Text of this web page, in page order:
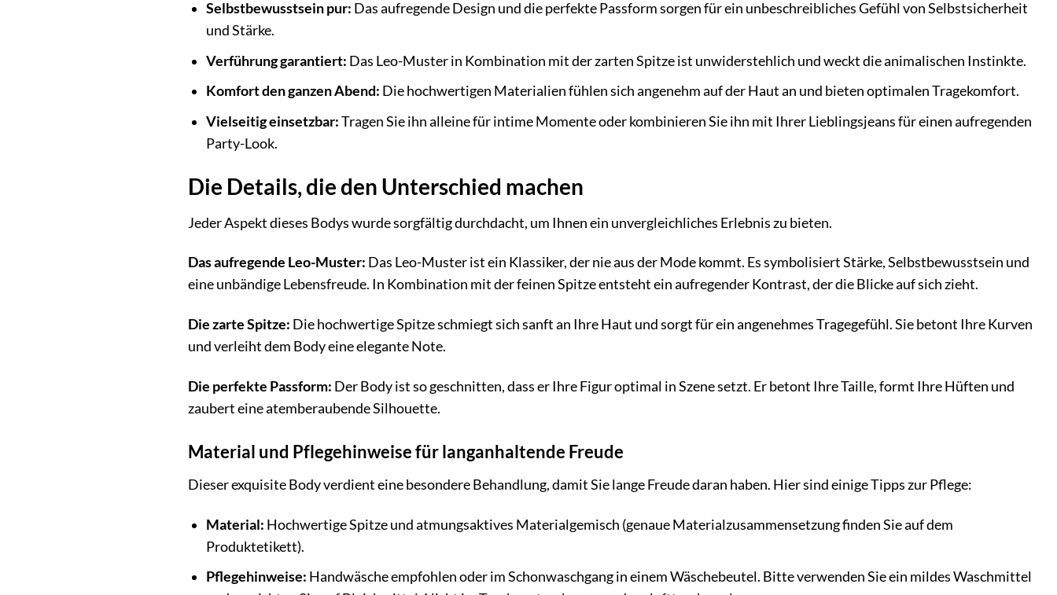
Selbstbewusstsein pur: Das aufregende Design und die perfekte Passform sorgen für ein unbeschreibliches Gefühl von Selbstsicherheit
und Stärke.
Verführung garantiert: Das Leo-Muster in Kombination mit der zarten Spitze ist unwiderstehlich und weckt die animalischen Instinkte.
Komfort den ganzen Abend: Die hochwertigen Materialien fühlen sich angenehm auf der Haut an und bieten optimalen Tragekomfort.
Vielseitig einsetzbar:Tragen Sie ihn alleine für intime Momente oder kombinieren Sie ihn mit Ihrer Lieblingsjeans für einen aufregenden
Party-Look.
Die Details, die den Unterschied machen
Jeder Aspekt dieses Bodys wurde sorgfältig durchdacht, um Ihnen ein unvergleichliches Erlebnis zu bieten.
Das aufregende Leo-Muster: Das Leo-Muster ist ein Klassiker, der nie aus der Mode kommt. Es symbolisiert Stärke, Selbstbewusstsein und
eine unbändige Lebensfreude. In Kombination mit der feinen Spitze entsteht ein aufregender Kontrast, der die Blicke auf sich zieht.
Die zarte Spitze: Die hochwertige Spitze schmiegt sich sanft an Ihre Haut und sorgt für ein angenehmes Tragegefühl. Sie betont Ihre Kurven
und verleiht dem Body eine elegante Note.
Die perfekte Passform: Der Body ist so geschnitten, dass er Ihre Figur optimal in Szene setzt. Er betont Ihre Taille, formt Ihre Hüften und
zaubert eine atemberaubende Silhouette.
Material und Pflegehinweise für langanhaltende Freude
Dieser exquisite Body verdient eine besondere Behandlung, damit Sie lange Freude daran haben. Hier sind einige Tipps zur Pflege:
Material: Hochwertige Spitze und atmungsaktives Materialgemisch (genaue Materialzusammensetzung finden Sie auf dem
Produktetikett).
Pflegehinweise: Handwäsche empfohlen oder im Schonwaschgang in einem Wäschebeutel. Bitte verwenden Sie ein mildes Waschmittel